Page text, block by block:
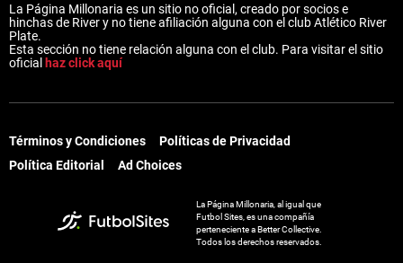
La Página Millonaria es un sitio no oficial, creado por socios e
hinchas de River y no tiene afiliación alguna con el club Atlético River
Plate.
Esta sección no tiene relación alguna con el club. Para visitar el sitio
oficial haz click aquí
Términos y Condiciones
Políticas de Privacidad
Política Editorial
Ad Choices
La Página Millonaria, al igual que
Futbol Sites, es una compañía
perteneciente a Better Collective.
Todos los derechos reservados.